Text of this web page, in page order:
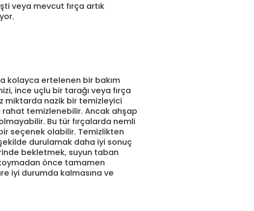
veya mevcut fırça artık
kolayca ertelenen bir bakım
ince uçlu bir tarağı veya fırça
miktarda nazik bir temizleyici
rahat temizlenebilir. Ancak ahşap
Bu tür fırçalarda nemli
seçenek olabilir. Temizlikten
durulamak daha iyi sonuç
bekletmek, suyun taban
koymadan önce tamamen
iyi durumda kalmasına ve